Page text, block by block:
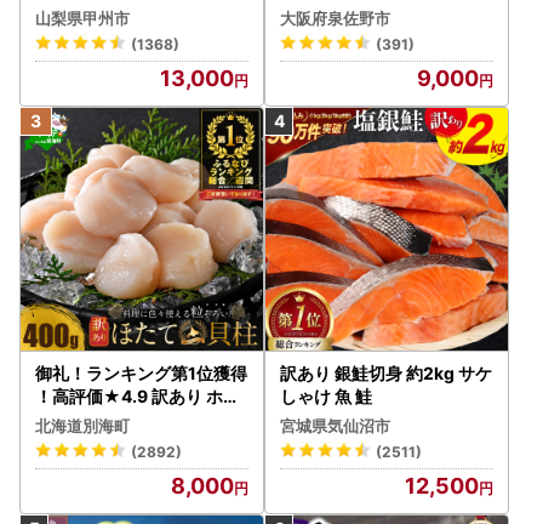
カット 約1.3kg 2～3房【2
026年発送】（MG）B12-
472 FN-Limited-VO シャ
インマスカット フルーツ
山梨県甲州市
(1368)
13,000
大阪府泉佐野市
(391)
9,000
御礼！ランキング第1位獲得
！高評価★4.9 訳あり ホタ
テ 400g（ほたて 帆立 貝柱
冷凍 ）
北海道別海町
(2892)
8,000
訳あり 銀鮭切身 約2kg サケ
しゃけ 魚 鮭
宮城県気仙沼市
(2511)
12,500